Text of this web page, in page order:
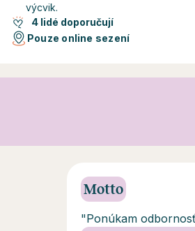
výcvik.
4 lidé doporučují
Pouze online sezení
Motto
"Ponúkam